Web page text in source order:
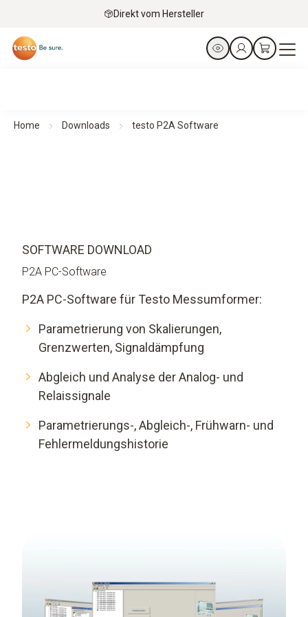
Direkt vom Hersteller
Home Downloads testo P2A Software
SOFTWARE DOWNLOAD
P2A PC-Software
P2A PC-Software für Testo Messumformer:
Parametrierung von Skalierungen,
Grenzwerten, Signaldämpfung
Abgleich und Analyse der Analog- und
Relaissignale
Parametrierungs-, Abgleich-, Frühwarn- und
Fehlermeldungshistorie